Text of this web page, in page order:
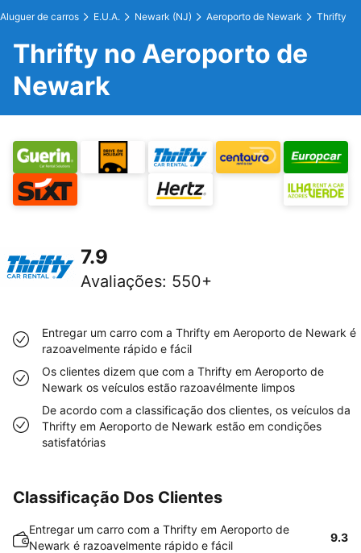
Aluguer de carros E.U.A. Newark (NJ) Aeroporto de Newark Thrifty
Thrifty no Aeroporto de
Newark
7.9
Avaliações: 550+
Entregar um carro com a Thrifty em Aeroporto de Newark é
razoavelmente rápido e fácil
Os clientes dizem que com a Thrifty em Aeroporto de
Newark os veículos estão razoavélmente limpos
De acordo com a classificação dos clientes, os veículos da
Thrifty em Aeroporto de Newark estão em condições
satisfatórias
Classificação Dos Clientes
Entregar um carro com a Thrifty em Aeroporto de
Newark é razoavelmente rápido e fácil
9.3